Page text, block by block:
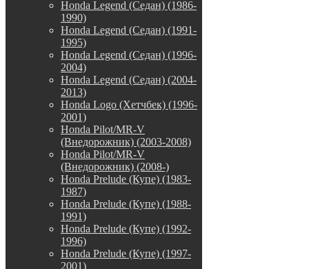
Honda Legend (Седан) (1986-
1990)
Honda Legend (Седан) (1991-
1995)
Honda Legend (Седан) (1996-
2004)
Honda Legend (Седан) (2004-
2013)
Honda Logo (Хетчбек) (1996-
2001)
Honda Pilot/MR-V
(Внедорожник) (2003-2008)
Honda Pilot/MR-V
(Внедорожник) (2008-)
Honda Prelude (Купе) (1983-
1987)
Honda Prelude (Купе) (1988-
1991)
Honda Prelude (Купе) (1992-
1996)
Honda Prelude (Купе) (1997-
2001)